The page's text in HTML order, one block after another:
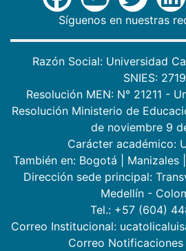
Síguenos en nuestras
Razón Social: Universidad
SNIES: 2719
Resolución MEN: N° 21211 -
Resolución Ministerio de
de noviembre 9
Carácter académico:
También en: Bogotá Manizales
Dirección sede principal:
Medellín -
Tel.: +57 (604)
Correo Institucional:
Correo Notificaciones